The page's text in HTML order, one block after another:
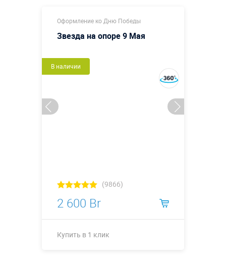
Оформление ко Дню Победы
Звезда на опоре 9 Мая
В наличии
(9866)
2 600 Br
Купить в 1 клик